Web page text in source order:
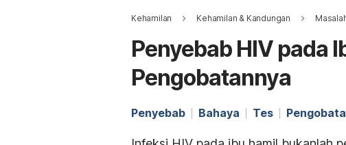
Kehamilan Kehamilan & Kandungan
Penyebab HIV pada
Pengobatannya
Penyebab Bahaya Tes